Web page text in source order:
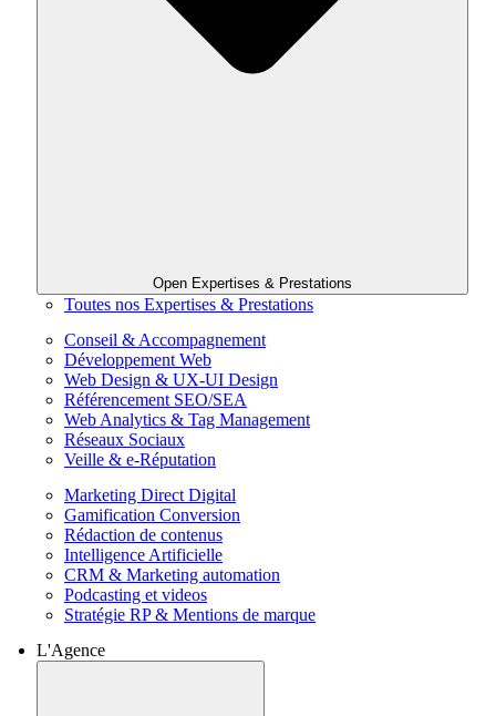
Open Expertises & Prestations
Toutes nos Expertises & Prestations
Conseil & Accompagnement
Développement Web
Web Design & UX-UI Design
Référencement SEO/SEA
Web Analytics & Tag Management
Réseaux Sociaux
Veille & e-Réputation
Marketing Direct Digital
Gamification Conversion
Rédaction de contenus
Intelligence Artificielle
CRM & Marketing automation
Podcasting et videos
Stratégie RP & Mentions de marque
L'Agence